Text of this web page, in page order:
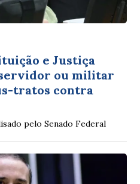
e Justiça
ou militar
tratos contra
pelo Senado Federal